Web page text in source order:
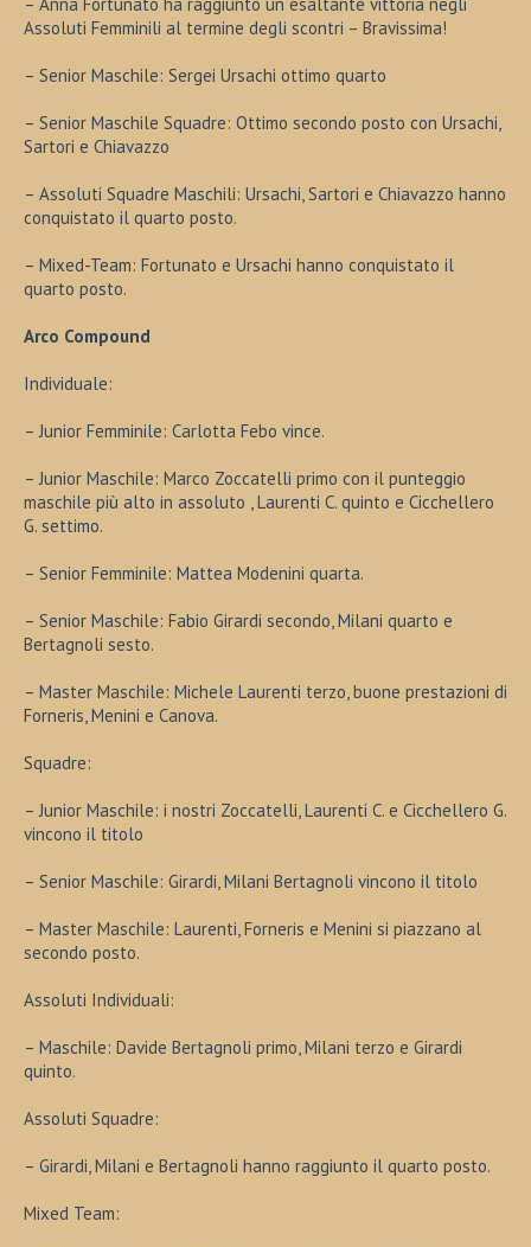
Assoluti Femminili al termine degli scontri – Bravissima!
– Senior Maschile: Sergei Ursachi ottimo quarto
– Senior Maschile Squadre: Ottimo secondo posto con Ursachi,
Sartori e Chiavazzo
– Assoluti Squadre Maschili: Ursachi, Sartori e Chiavazzo hanno
conquistato il quarto posto.
– Mixed-Team: Fortunato e Ursachi hanno conquistato il
quarto posto.
Arco Compound
Individuale:
– Junior Femminile: Carlotta Febo vince.
– Junior Maschile: Marco Zoccatelli primo con il punteggio
maschile più alto in assoluto , Laurenti C. quinto e Cicchellero
G. settimo.
– Senior Femminile: Mattea Modenini quarta.
– Senior Maschile: Fabio Girardi secondo, Milani quarto e
Bertagnoli sesto.
– Master Maschile: Michele Laurenti terzo, buone prestazioni di
Forneris, Menini e Canova.
Squadre:
– Junior Maschile: i nostri Zoccatelli, Laurenti C. e Cicchellero G.
vincono il titolo
– Senior Maschile: Girardi, Milani Bertagnoli vincono il titolo
– Master Maschile: Laurenti, Forneris e Menini si piazzano al
secondo posto.
Assoluti Individuali:
– Maschile: Davide Bertagnoli primo, Milani terzo e Girardi
quinto.
Assoluti Squadre:
– Girardi, Milani e Bertagnoli hanno raggiunto il quarto posto.
Mixed Team: